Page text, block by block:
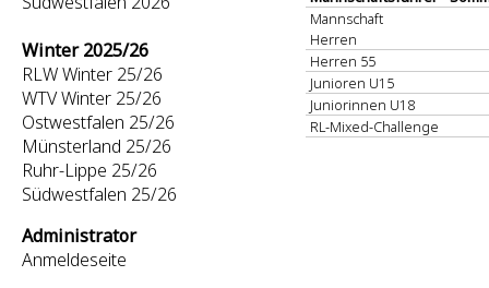
Winter 2025/26
RLW Winter 25/26
WTV Winter 25/26
Ostwestfalen 25/26
Münsterland 25/26
Ruhr-Lippe 25/26
Südwestfalen 25/26
Administrator
Anmeldeseite
Mannschaft
Herren
Herren 55
Junioren U15
Juniorinnen U18
RL-Mixed-Challenge